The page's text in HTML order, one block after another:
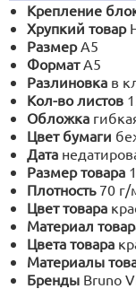
Крепление
Хрупкий товар
Размер А5
Формат А5
Разлиновка в
Кол-во листов
Обложка
Цвет бумаги
Дата
Размер товара
Плотность 70 г/
Цвет товара
Материал
Цвета товара
Материалы
Бренды Bruno